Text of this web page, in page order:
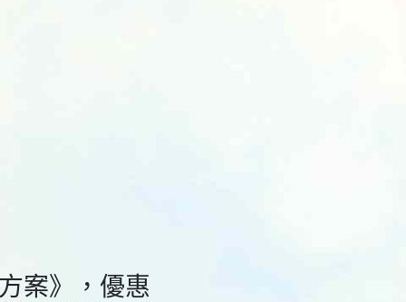
案》，優惠